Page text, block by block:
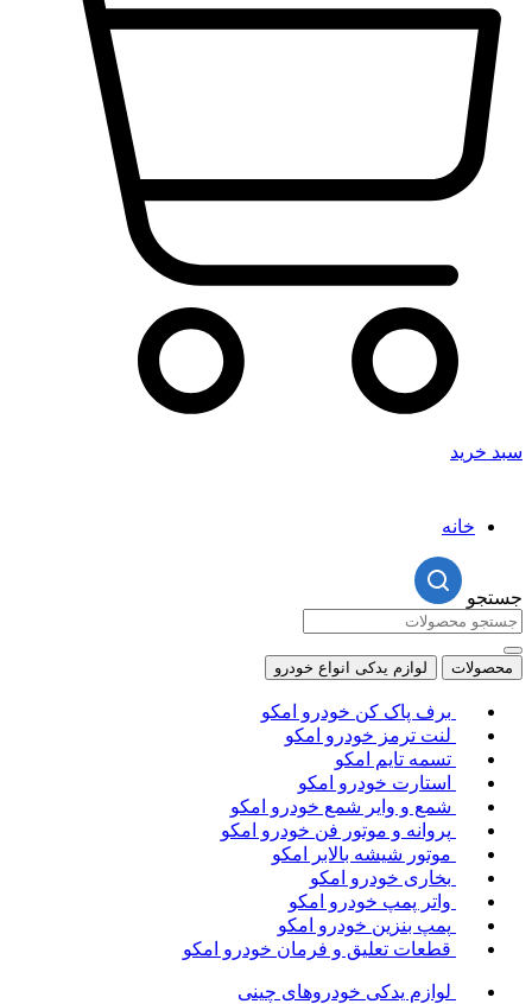
سبد خرید
خانه
جستجو
محصولات لوازم یدکی انواع خودرو
برف پاک کن خودرو امکو
لنت ترمز خودرو امکو
تسمه تایم امکو
استارت خودرو امکو
شمع و وایر شمع خودرو امکو
پروانه و موتور فن خودرو امکو
موتور شیشه بالابر امکو
بخاری خودرو امکو
واتر پمپ خودرو امکو
پمپ بنزین خودرو امکو
قطعات تعلیق و فرمان خودرو امکو
لوازم یدکی خودروهای چینی